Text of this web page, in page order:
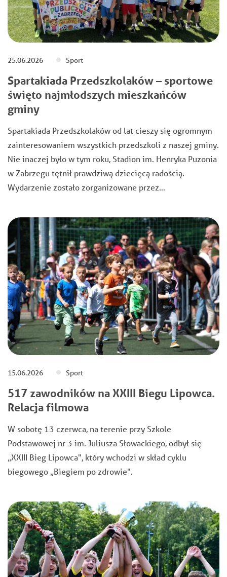
25.06.2026 Sport
Spartakiada Przedszkolaków – sportowe
święto najmłodszych mieszkańców
gminy
Spartakiada Przedszkolaków od lat cieszy się ogromnym
zainteresowaniem wszystkich przedszkoli z naszej gminy.
Nie inaczej było w tym roku, Stadion im. Henryka Puzonia
w Zabrzegu tętnił prawdziwą dziecięcą radością.
Wydarzenie zostało zorganizowane przez…
15.06.2026 Sport
517 zawodników na XXIII Biegu Lipowca.
Relacja filmowa
W sobotę 13 czerwca, na terenie przy Szkole
Podstawowej nr 3 im. Juliusza Słowackiego, odbył się
„XXIII Bieg Lipowca", który wchodzi w skład cyklu
biegowego „Biegiem po zdrowie".